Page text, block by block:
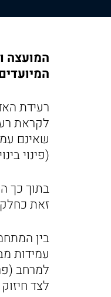
רעידת
לקראת
(פינוי
בתוך כך
זאת כחלק
בין
לצד